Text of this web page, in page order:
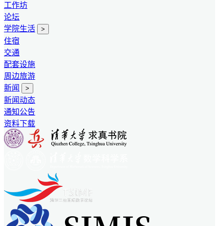
工作坊
论坛
学院生活
>
住宿
交通
配套设施
周边旅游
新闻
>
新闻动态
通知公告
资料下载